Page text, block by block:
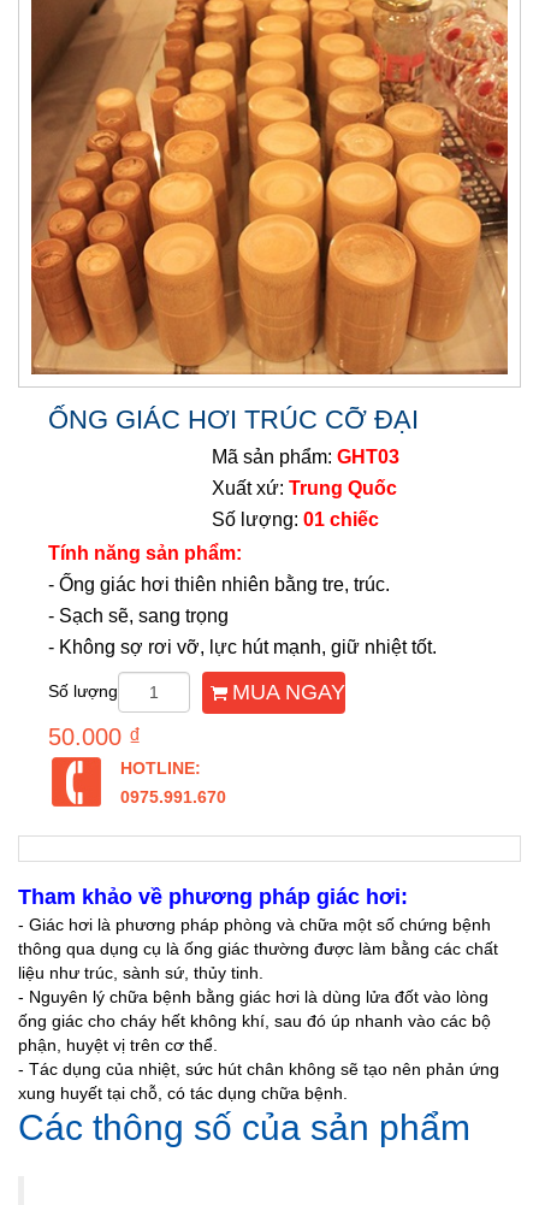
ỐNG GIÁC HƠI TRÚC CỠ ĐẠI
Mã sản phẩm: GHT03
Xuất xứ: Trung Quốc
Số lượng: 01 chiếc
Tính năng sản phẩm:
- Ống giác hơi thiên nhiên bằng tre, trúc.
- Sạch sẽ, sang trọng
- Không sợ rơi vỡ, lực hút mạnh, giữ nhiệt tốt.
Số lượng MUA NGAY
50.000 ₫
HOTLINE:
0975.991.670
Tham khảo về phương pháp giác hơi:
- Giác hơi là phương pháp phòng và chữa một số chứng bệnh
thông qua dụng cụ là ống giác thường được làm bằng các chất
liệu như trúc, sành sứ, thủy tinh.
- Nguyên lý chữa bệnh bằng giác hơi là dùng lửa đốt vào lòng
ống giác cho cháy hết không khí, sau đó úp nhanh vào các bộ
phận, huyệt vị trên cơ thể.
- Tác dụng của nhiệt, sức hút chân không sẽ tạo nên phản ứng
xung huyết tại chỗ, có tác dụng chữa bệnh.
Các thông số của sản phẩm